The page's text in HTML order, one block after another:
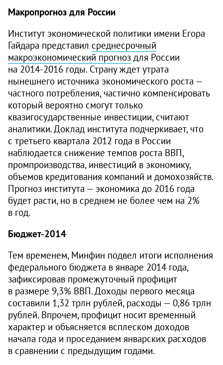
Макропрогноз для России
Институт экономической политики имени Егора
Гайдара представил среднесрочный
макроэкономический прогноз для России
на 2014-2016 годы. Страну ждет утрата
нынешнего источника экономического роста —
частного потребления, частично компенсировать
который вероятно смогут только
квазигосударственные инвестиции, считают
аналитики. Доклад института подчеркивает, что
с третьего квартала 2012 года в России
наблюдается снижение темпов роста ВВП,
промпроизводства, инвестиций в экономику,
объемов кредитования компаний и домохозяйств.
Прогноз института — экономика до 2016 года
будет расти, но в среднем не более чем на 2%
в год.
Бюджет-2014
Тем временем, Минфин подвел итоги исполнения
федерального бюджета в январе 2014 года,
зафиксировав промежуточный профицит
в размере 9,3% ВВП. Доходы первого месяца
составили 1,32 трлн рублей, расходы — 0,86 трлн
рублей. Впрочем, профицит носит временный
характер и объясняется всплеском доходов
начала года и проседанием январских расходов
в сравнении с предыдущим годами.